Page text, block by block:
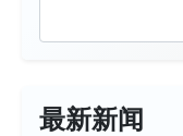
最新新闻